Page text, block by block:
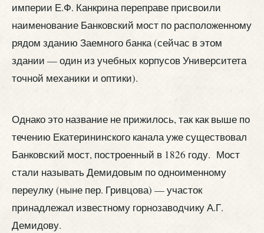
империи Е.Ф. Канкрина переправе присвоили
наименование Банковский мост по расположенному
рядом зданию Заемного банка (сейчас в этом
здании — один из учебных корпусов Университета
точной механики и оптики).
Однако это название не прижилось, так как выше по
течению Екатерининского канала уже существовал
Банковский мост, построенный в 1826 году. Мост
стали называть Демидовым по одноименному
переулку (ныне пер. Гривцова) — участок
принадлежал известному горнозаводчику А.Г.
Демидову.